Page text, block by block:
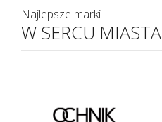
Najlepsze marki
W SERCU MIASTA